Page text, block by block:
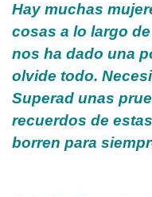
Hay muchas
cosas a lo largo
nos ha dado una
olvide todo.
Superad unas
recuerdos de
borren para